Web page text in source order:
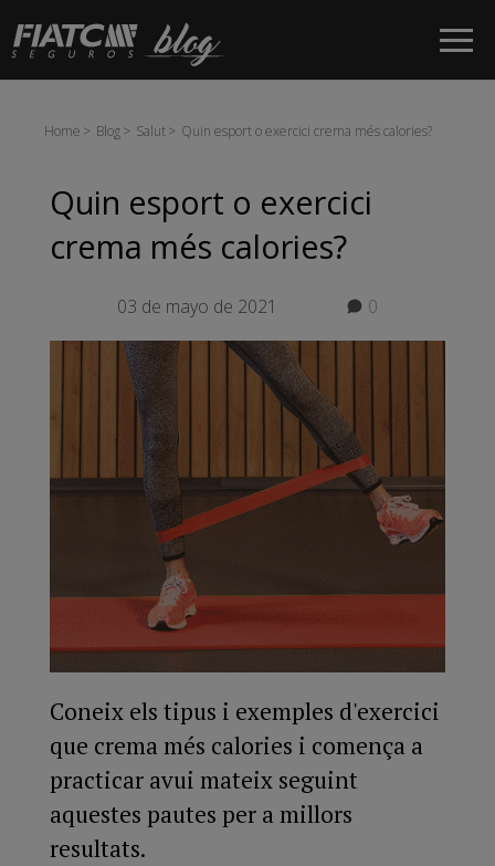
Salta al contingut principal
Home Blog Salut Quin esport o exercici crema més calories?
Quin esport o exercici
crema més calories?
03 de mayo de 2021 0
Coneix els tipus i exemples d'exercici
que crema més calories i comença a
practicar avui mateix seguint
aquestes pautes per a millors
resultats.